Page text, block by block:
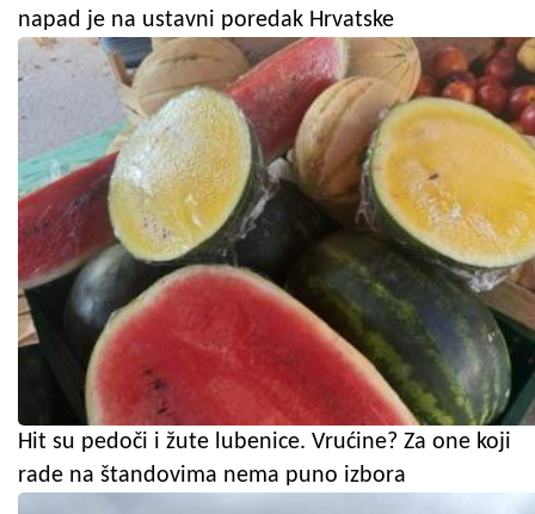
napad je na ustavni poredak Hrvatske
Hit su pedoči i žute lubenice. Vrućine? Za one koji
rade na štandovima nema puno izbora